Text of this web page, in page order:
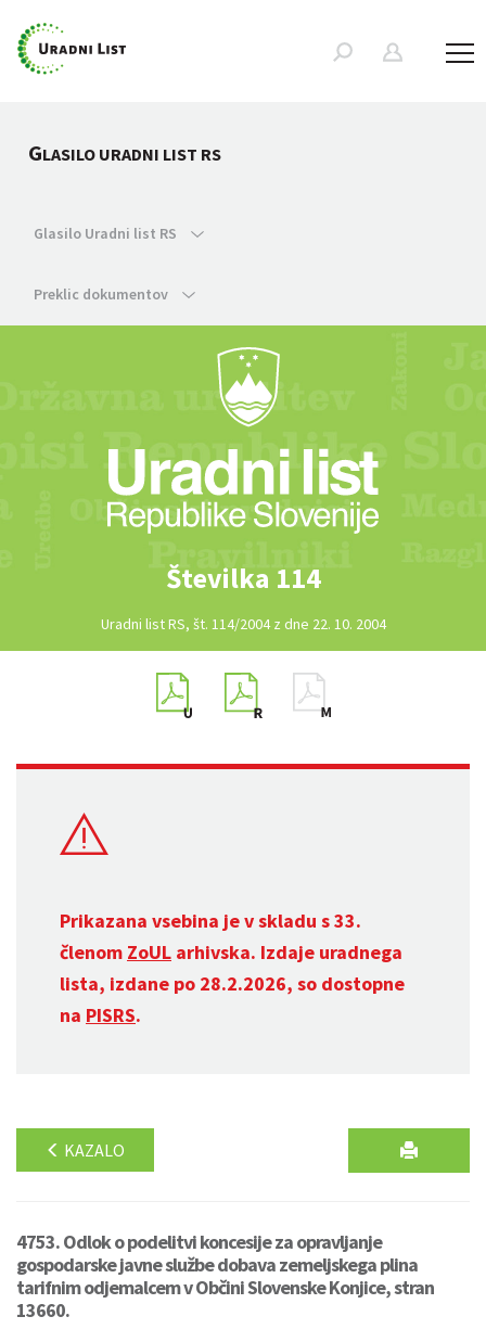
GLASILO URADNI LIST RS
Glasilo Uradni list RS
Preklic dokumentov
Številka 114
Uradni list RS, št. 114/2004 z dne 22. 10. 2004
Prikazana vsebina je v skladu s 33.
členom ZoUL arhivska. Izdaje uradnega
lista, izdane po 28.2.2026, so dostopne
na PISRS.
KAZALO
4753. Odlok o podelitvi koncesije za opravljanje
gospodarske javne službe dobava zemeljskega plina
tarifnim odjemalcem v Občini Slovenske Konjice, stran
13660.